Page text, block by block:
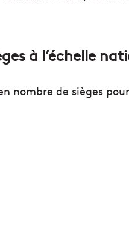
à l’échelle
nombre de sièges